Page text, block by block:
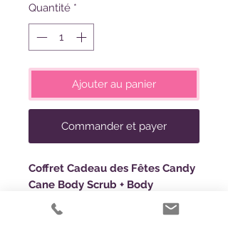
Quantité *
Ajouter au panier
Commander et payer
Coffret Cadeau des Fêtes Candy
Cane Body Scrub + Body
(Gommage Corporel + Beurre
Hydratant Corps)